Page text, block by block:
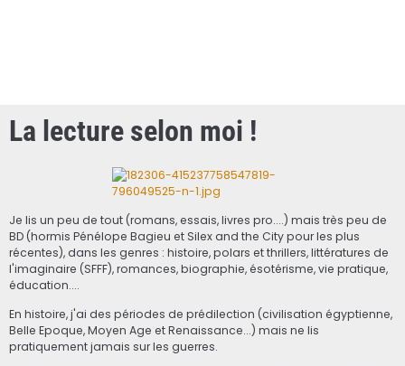
La lecture selon moi !
Je lis un peu de tout (romans, essais, livres pro....) mais très peu de
BD (hormis Pénélope Bagieu et Silex and the City pour les plus
récentes), dans les genres : histoire, polars et thrillers, littératures de
l'imaginaire (SFFF), romances, biographie, ésotérisme, vie pratique,
éducation....
En histoire, j'ai des périodes de prédilection (civilisation égyptienne,
Belle Epoque, Moyen Age et Renaissance...) mais ne lis
pratiquement jamais sur les guerres.